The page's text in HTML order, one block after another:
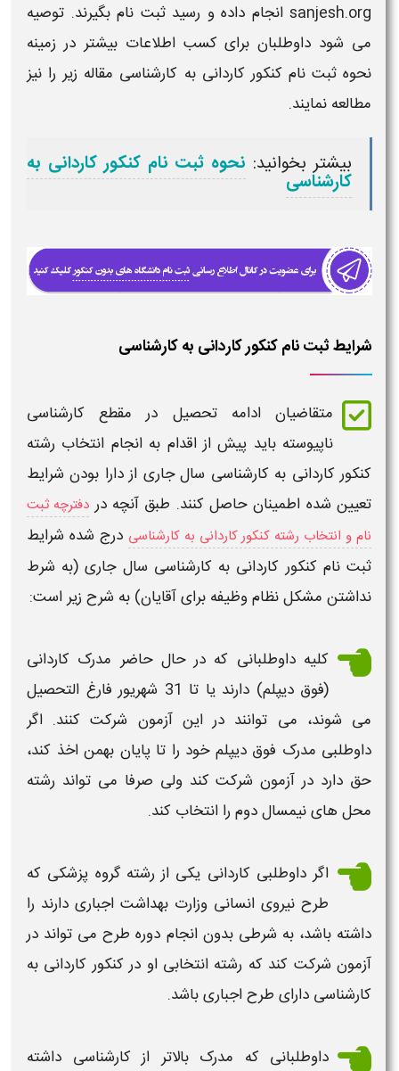
sanjesh.org انجام داده و رسیدثبت نام بگیرند. توصیه
می شود داوطلبان برای کسب اطلاعات بیشتر در زمینه
نحوه ثبت نام کنکور کاردانی به کارشناسی مقاله زیر را نیز
مطالعه نمایند.
بیشتر بخوانید: نحوه ثبت نام کنکور کاردانی به
کارشناسی
شرایط ثبت نام کنکور کاردانی به کارشناسی
متقاضیان ادامه تحصیل در مقطع کارشناسی
ناپیوسته باید پیش از اقدام به انجام انتخاب رشته
کنکور کاردانی به کارشناسی سال جاری از دارا بودن شرایط
تعیین شده اطمینان حاصل کنند. طبق آنچه در دفترچه ثبت
نام و انتخاب رشته کنکور کاردانی به کارشناسی درج شده شرایط
ثبت نام کنکور کاردانی به کارشناسی سال جاری (به شرط
نداشتن مشکل نظام وظیفه برای آقایان) به شرح زیر است:
کلیه داوطلبانی که در حال حاضر مدرک کاردانی
(فوق دیپلم) دارند یا تا 31 شهریور فارغ التحصیل
می شوند، می توانند در اینآزمون شرکت کنند. اگر
داوطلبی مدرک فوق دیپلم خود را تا پایان بهمن اخذ کند،
حق دارد در آزمونشرکت کند ولی صرفا می تواند رشته
محل های نیمسال دوم را انتخاب کند.
اگر داوطلبی کاردانی یکی از رشته گروه پزشکی که
طرح نیروی انسانی وزارت بهداشت اجباری دارند را
داشته باشد، به شرطی بدون انجام دوره طرح می تواند در
آزمونشرکت کند که رشته انتخابی او در کنکور کاردانی به
کارشناسی دارای طرح اجباری باشد.
داوطلبانی که مدرک بالاتر از کارشناسی داشته